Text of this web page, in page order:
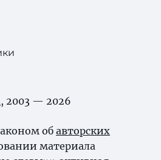
, 2003 — 2026
об авторских
материала